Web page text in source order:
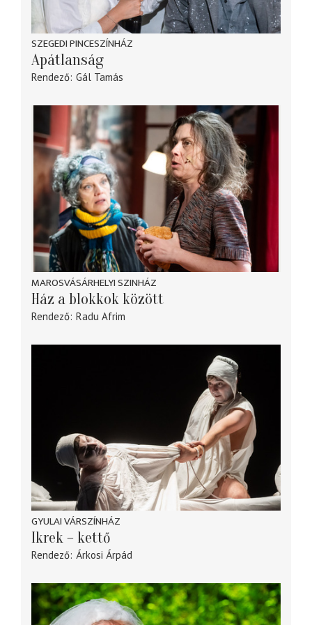
SZEGEDI PINCESZÍNHÁZ
Apátlanság
Rendező Gál Tamás
MAROSVÁSÁRHELYI SZINHÁZ
Ház a blokkok között
Rendező Radu Afrim
GYULAI VÁRSZÍNHÁZ
Ikrek – kettő
Rendező Árkosi Árpád